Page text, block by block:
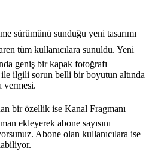
sürümünü sunduğu yeni tasarımı
tüm kullanıcılara sunuldu. Yeni
geniş bir kapak fotoğrafı
ilgili sorun belli bir boyutun altında
vermesi.
bir özellik ise Kanal Fragmanı
ekleyerek abone sayısını
Abone olan kullanıcılara ise